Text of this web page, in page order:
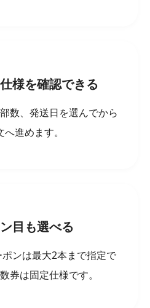
様を確認できる
数、発送日を選んでから
へ進めます。
目も選べる
ンは最大2本まで指定で
券は固定仕様です。